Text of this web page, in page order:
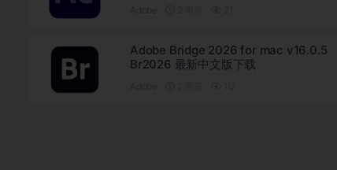
Adobe Bridge 2026 for mac v16.0.5
Br2026 最新中文版下载